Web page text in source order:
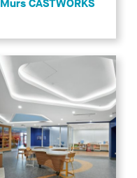
Murs CASTWORKS